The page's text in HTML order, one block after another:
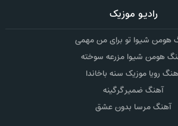
رادیو موزیک
هومن شیوا تو برای من مهمی
هومن شیوا مزرعه سوخته
رویا موزیک سنه باخاندا
آهنگ ضمیر گرگینه
آهنگ مرسا بدون عشق